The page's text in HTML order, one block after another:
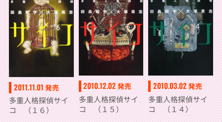
2011.11.01 発売
多重人格探偵サイ
コ （１６）
2010.12.02発売
多重人格探偵サイ
コ （１５）
2010.03.02 発売
多重人格探偵サイ
コ （１４）